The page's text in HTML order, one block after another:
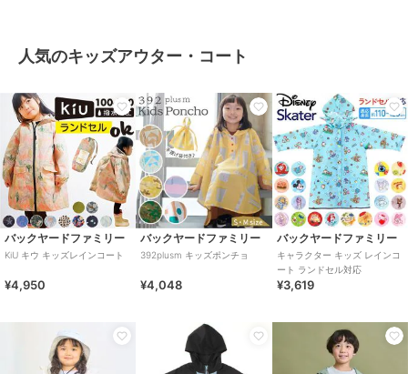
人気のキッズアウター・コート
バックヤードファミリー
KiU キウ キッズレインコート
¥4,950
バックヤードファミリー
392plusm キッズポンチョ
¥4,048
バックヤードファミリー
キャラクター キッズ レインコ
ート ランドセル対応
¥3,619